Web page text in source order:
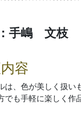
手嶋 文枝
容
は、色が美しく扱い
でも手軽に楽しく作